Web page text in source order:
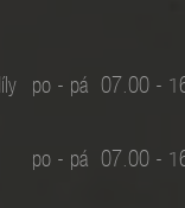
po - pá 07.00 -
po - pá 07.00 -